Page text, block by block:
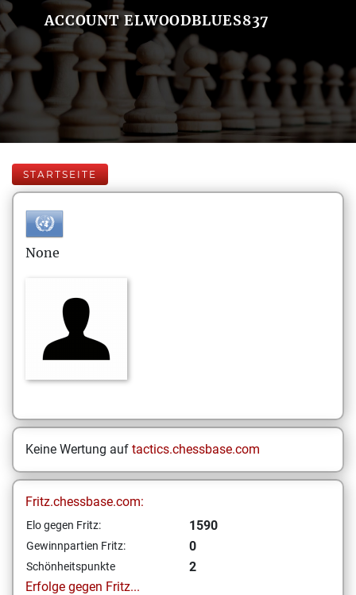
ACCOUNT ELWOODBLUES837
STARTSEITE
None
Keine Wertung auf tactics.chessbase.com
Fritz.chessbase.com:
Elo gegen Fritz: 1590
Gewinnpartien Fritz: 0
Schönheitspunkte
2
Erfolge gegen Fritz...